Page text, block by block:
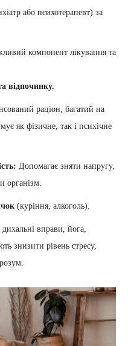
або психотерапевт) за
компонент лікування та
відпочинку.
раціон, багатий на
як фізичне, так і психічне
Допомагає зняти напругу,
організм.
(куріння, алкоголь).
вправи, йога,
знизити рівень стресу,